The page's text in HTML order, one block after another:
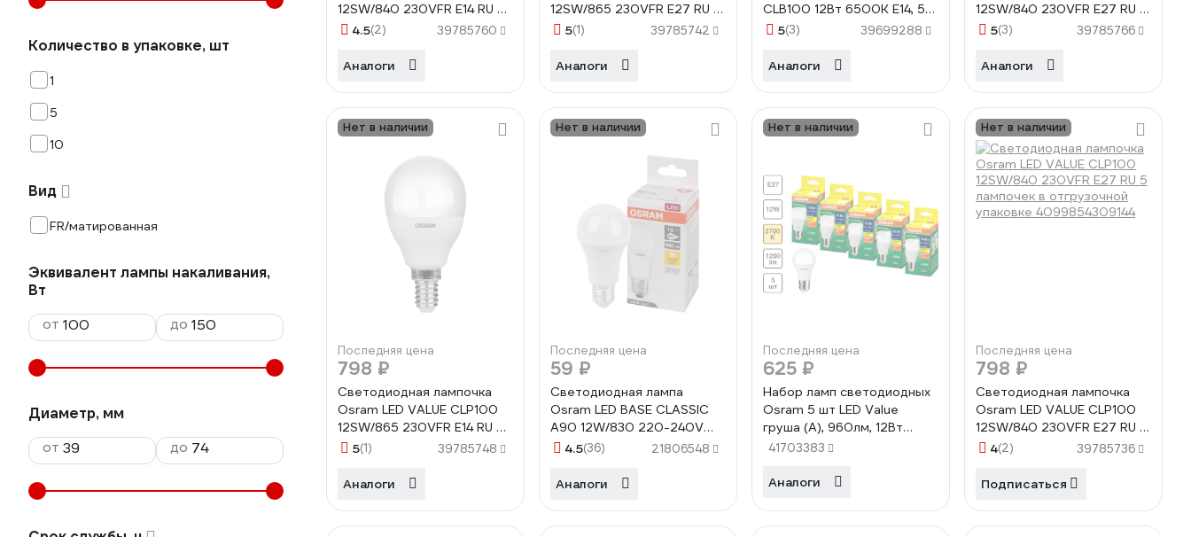
Количество в упаковке, шт
1
5
10
Вид
FR/матированная
Эквивалент лампы накаливания,
Вт
от
до
Диаметр, мм
от
до
12SW/840 230VFR E14 RU 5
лампочек в отгрузочной
4.5(2) 39785760
Аналоги
12SW/865 230VFR E27 RU 5
лампочек в отгрузочной
5(1) 39785742
Аналоги
CLB100 12Вт 6500К E14, 5
шт 4099854308734
5(3) 39699288
Аналоги
12SW/840 230VFR E27 RU 5
лампочек в отгрузочной
5(3) 39785766
Аналоги
Нет в наличии
Последняя цена
798 ₽
Светодиодная лампочка
Osram LED VALUE CLP100
12SW/865 230VFR E14 RU 5
лампочек в отгрузочной
5(1) 39785748
Аналоги
Нет в наличии
Последняя цена
59 ₽
Светодиодная лампа
Osram LED BASE CLASSIC
A90 12W/830 220-240V
E27 4058075527683
4.5(36) 21806548
Аналоги
Нет в наличии
Последняя цена
625 ₽
Набор ламп светодиодных
Osram 5 шт LED Value
груша (A), 960лм, 12Вт
(замена 100Вт), 3000К, E27
41703383
Аналоги
Нет в наличии
Последняя цена
798 ₽
Светодиодная лампочка
Osram LED VALUE CLP100
12SW/840 230VFR E27 RU 5
лампочек в отгрузочной
4(2) 39785736
Подписаться